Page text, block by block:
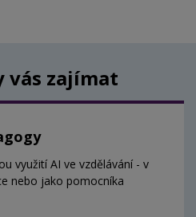
vás zajímat
využití AI ve vzdělávání - v
nebo jako pomocníka